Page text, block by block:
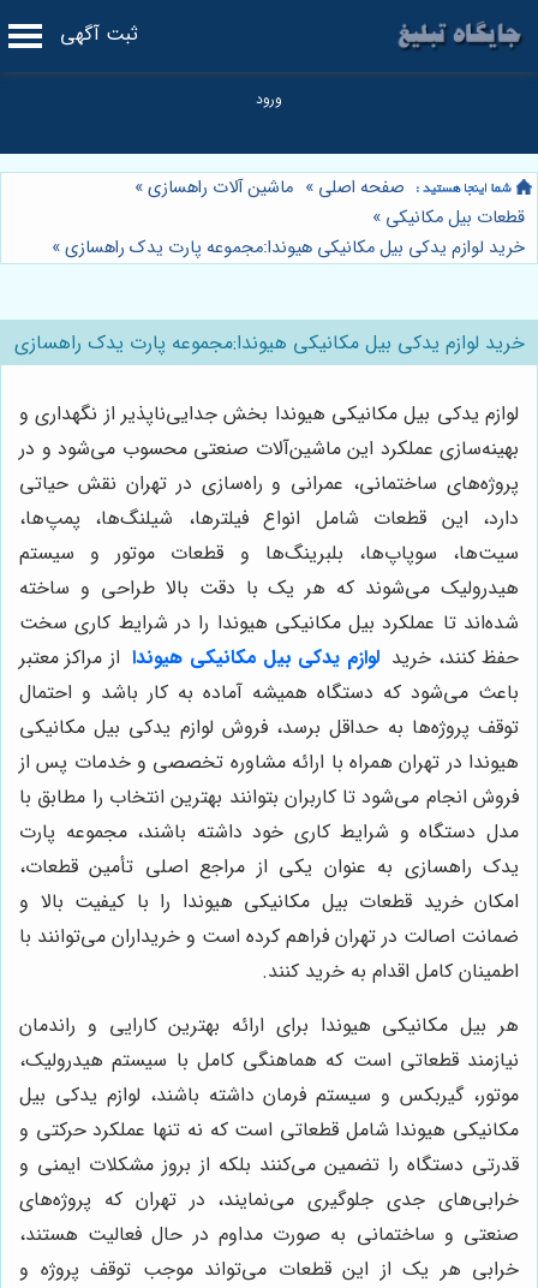
ثبت آگهی
صفحه اصلی » ماشین آلات راهسازی»
قطعات بیل مکانیکی »
خرید لوازم یدکی بیل مکانیکی هیوندا:مجموعه پارت یدک راهسازی»
خرید لوازم یدکی بیل مکانیکی هیوندا:مجموعه پارت یدک راهسازی
لوازم یدکی بیل مکانیکی هیوندا بخش جدایی‌ناپذیر از نگهداری و
بهینه‌سازی عملکرد این ماشین‌آلات صنعتی محسوب می‌شود و در
پروژه‌های ساختمانی، عمرانی و راه‌سازی در تهران نقش حیاتی
دارد، این قطعات شامل انواع فیلترها، شیلنگ‌ها، پمپ‌ها،
سیت‌ها، سوپاپ‌ها، بلبرینگ‌ها و قطعات موتور و سیستم
هیدرولیک می‌شوند که هر یک با دقت بالا طراحی و ساخته
شده‌اند تا عملکرد بیل مکانیکی هیوندا را در شرایط کاری سخت
حفظ کنند، خرید لوازم یدکی بیل مکانیکی هیوندا از مراکز معتبر
باعث می‌شود که دستگاه همیشه آماده به کار باشد و احتمال
توقف پروژه‌ها به حداقل برسد، فروش لوازم یدکی بیل مکانیکی
هیوندا در تهران همراه با ارائه مشاوره تخصصی و خدمات پس از
فروش انجام می‌شود تا کاربران بتوانند بهترین انتخاب را مطابق با
مدل دستگاه و شرایط کاری خود داشته باشند، مجموعه پارت
یدک راهسازی به عنوان یکی از مراجع اصلی تأمین قطعات،
امکان خرید قطعات بیل مکانیکی هیوندا را با کیفیت بالا و
ضمانت اصالت در تهران فراهم کرده است و خریداران می‌توانند با
اطمینان کامل اقدام به خرید کنند.
هر بیل مکانیکی هیوندا برای ارائه بهترین کارایی و راندمان
نیازمند قطعاتی است که هماهنگی کامل با سیستم هیدرولیک،
موتور، گیربکس و سیستم فرمان داشته باشند، لوازم یدکی بیل
مکانیکی هیوندا شامل قطعاتی است که نه تنها عملکرد حرکتی و
قدرتی دستگاه را تضمین می‌کنند بلکه از بروز مشکلات ایمنی و
خرابی‌های جدی جلوگیری می‌نمایند، در تهران که پروژه‌های
صنعتی و ساختمانی به صورت مداوم در حال فعالیت هستند،
خرابی هر یک از این قطعات می‌تواند موجب توقف پروژه و